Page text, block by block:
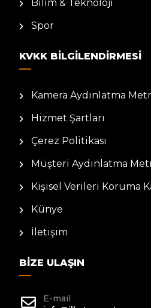
Bilim & Teknoloji
Spor
KVKK BILGILENDIRMESI
Kamera Aydınlatma
Hizmet Şartları
Çerez Politikası
Müşteri Aydınlatma
Kişisel Verileri Koruma
Künye
İletişim
BIZE ULAŞIN
E-mail